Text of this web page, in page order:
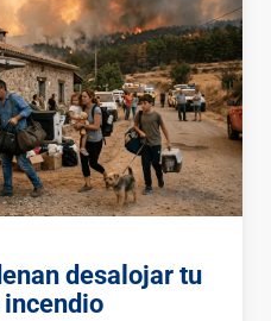
desalojar tu